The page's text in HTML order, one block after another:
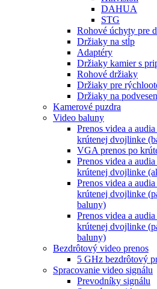
DAHUA
STG
Rohové úchyty pre
Držiaky na stĺp
Adaptéry
Držiaky kamier s
Rohové držiaky
Držiaky pre
Držiaky na
Kamerové puzdra
Video baluny
Prenos videa a
krútenej dvojlinke
VGA prenos po
Prenos videa a
krútenej dvojlinke
Prenos videa a
krútenej dvojlinke
baluny)
Prenos videa a
krútenej dvojlinke
baluny)
Bezdrôtový video prenos
5 GHz bezdrôtový
Spracovanie video signálu
Prevodníky signálu